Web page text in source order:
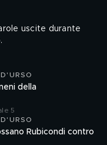
uscite durante
della
5
Rubicondi contro